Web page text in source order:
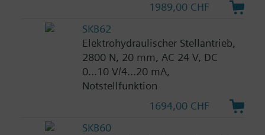
1989,00 CHF
SKB62
Elektrohydraulischer Stellantrieb,
2800 N, 20 mm, AC 24 V, DC
0...10 V/4...20 mA,
Notstellfunktion
1694,00 CHF
SKB60